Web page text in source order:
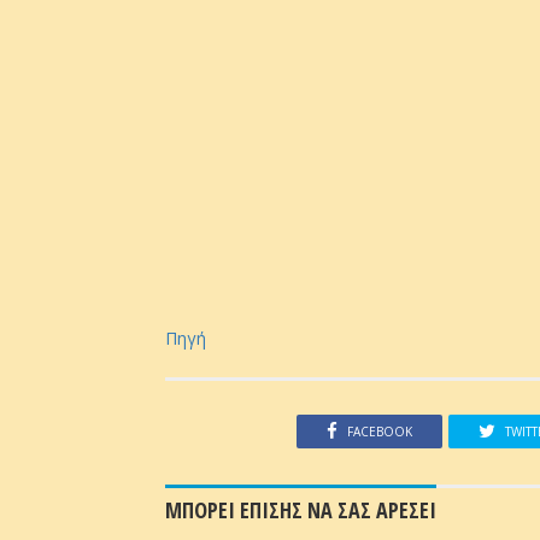
Πηγή
FACEBOOK
ΜΠΟΡΕΙ ΕΠΙΣΗΣ ΝΑ ΣΑΣ ΑΡΕΣΕΙ